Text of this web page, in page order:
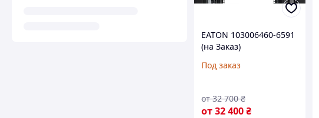
EATON 103006460-6591
(на Заказ)
Под заказ
от32 400₴
от 32 700 ₴